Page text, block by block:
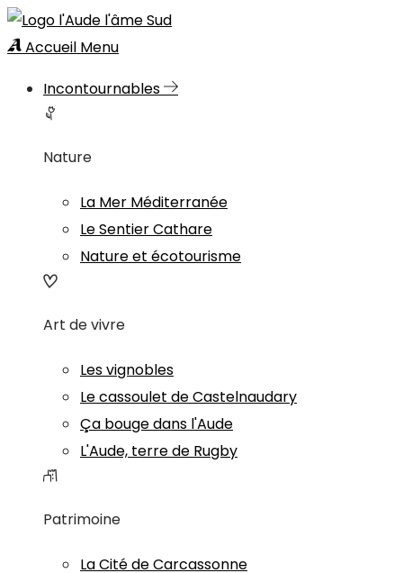
Accueil Menu
Incontournables
Nature
La Mer Méditerranée
Le Sentier Cathare
Nature et écotourisme
Art de vivre
Les vignobles
Le cassoulet de Castelnaudary
Ça bouge dans l'Aude
L'Aude, terre de Rugby
Patrimoine
La Cité de Carcassonne